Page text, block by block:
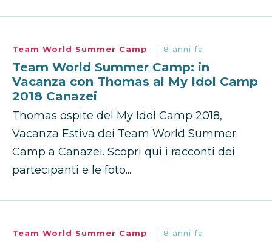
Team World Summer Camp 8 anni fa
Team World Summer Camp: in
Vacanza con Thomas al My Idol Camp
2018 Canazei
Thomas ospite del My Idol Camp 2018,
Vacanza Estiva dei Team World Summer
Camp a Canazei. Scopri qui i racconti dei
partecipanti e le foto...
Team World Summer Camp 8 anni fa